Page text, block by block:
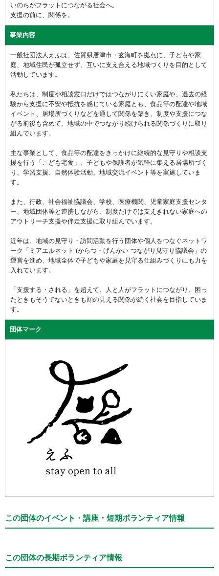
いのちがフラットにつながる社会へ。
支援の前に、関係を。
事業内容
一般社団法人えふは、佐賀県唐津市・玄海町を拠点に、子どもや家
庭、地域住民が孤立せず、互いに支え合える地域づくりを目的として
活動しています。
私たちは、制度や相談窓口だけではつながりにくい家庭や、過去の経
験から支援に不安や抵抗を感じている家庭とも、食品等の配達や地域
イベント、居場所づくりなどを通して関係を築き、制度や支援につな
がる前後も含めて、地域の中でつながり続けられる関係づくりに取り
組んでいます。
主な事業として、食品等の配達をきっかけに継続的な見守りや相談支
援を行う「こども宅食」、子どもや保護者が気軽に集える居場所づく
り、学習支援、自然体験活動、地域交流イベント等を実施していま
す。
また、行政、社会福祉協議会、学校、医療機関、児童家庭支援センタ
ー、地域団体等と連携しながら、制度だけでは支えきれない家庭への
アウトリーチ支援や伴走支援に取り組んでいます。
近年は、地域の見守り・訪問活動を行う団体や個人をつなぐネットワ
ーク「ミアエルネット (からつ・げんかい つながり見守り協議会」の
運営を進め、地域全体で子どもや家庭を見守る仕組みづくりにも力を
入れています。
「支援する・される」を超えて、人と人がフラットにつながり、困っ
たときもそうでないときも顔の見える関係が続く社会を目指していま
す。
団体マーク
この団体のイベント・講座・短期ボランティア情報
この団体の長期ボランティア情報